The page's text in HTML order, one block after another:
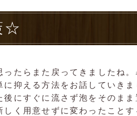
☆
たらまた戻ってきましたね。
抑える方法をお話していきま
にすぐに流さず泡をそのま
く用意せずに変わったことす